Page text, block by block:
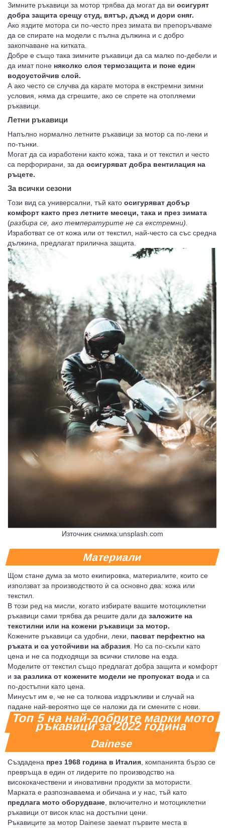
Зимните ръкавици за мотор трябва да могат да ви осигурят
добра защита срещу студ, вятър, дъжд и дори сняг.
Ако яздите мотора си по-често през зимата ви препоръчваме
да се спирате на модели с пълна дължина и с добро
закопчаване на китката.
Добре е също така зимните ръкавици да са малко по-дебели и
да имат поне няколко слоя термозащита и поне един
водоустойчив слой.
А ако често се случва да карате мотора в екстремни зимни
условия, няма да сгрешите, ако се спрете на отопляеми
ръкавици.
Летни ръкавици
Напълно нормално летните ръкавици за мотор са по-леки и
по-тънки.
Могат да са изработени както кожа, така и от текстил и често
са перфорирани, за да осигуряват добра вентилация на
ръцете.
За всички сезони
Този вид са универсални, тъй като осигуряват добър
комфорт както през летните месеци, така и през зимата
(разбира се, ако температурите не са екстремни).
Изработват се от кожа или от текстил, най-често са със средна
дължина, предлагат прилична защита.
Източник снимка:unsplash.com
Материали
Щом стане дума за мото екипировка, материалите, които се
използват за производството ѝ са основно два: кожа или
текстил.
В този ред на мисли, когато избирате вашите мотоциклетни
ръкавици сами трябва да решите дали да заложите на
текстилни или на кожени ръкавици за мотор.
Кожените ръкавици са удобни, леки,
пасват перфектно на
ръката и са устойчиви на абразия . Но са по-скъпи като
цена и не са подходящи за всички стилове на езда.
Моделите от текстил също предлагат добра защита и комфорт
и за разлика от кожените модели не пропускат вода и са
по-достъпни като цена.
Минусът им е, че не са толкова издръжливи и случай на
падане най-вероятно ще се наложи да ги смените с нови.
Топ 5 на най-добрите марки мото
ръкавици за 2022 година
Dainese
Създадена през 1968 година в Италия , компанията бързо се
превръща в един от лидерите по производство на
висококачествени и иновативни продукти за мотористи.
Марката е разпознаваема и обичана и у нас, тъй като
предлага мото оборудване , включително и мотоциклетни
ръкавици от висок клас на достъпни цени.
Ръкавиците за мотор Dainese заемат първите места в